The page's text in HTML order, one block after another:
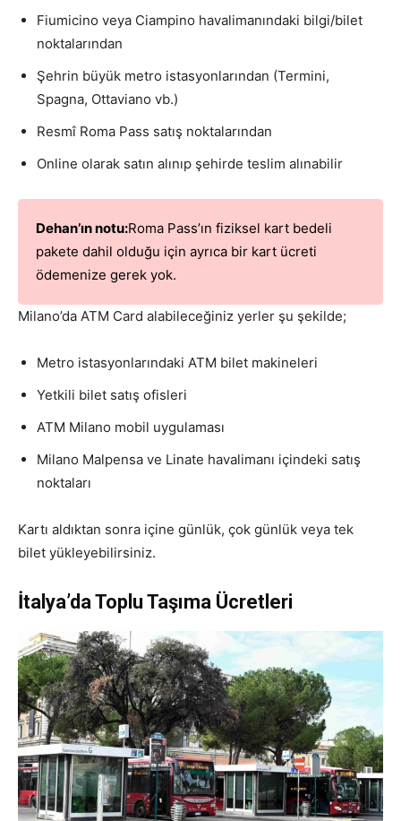
Fiumicino veya Ciampino havalimanındaki bilgi/bilet
noktalarından
Şehrin büyük metro istasyonlarından (Termini,
Spagna, Ottaviano vb.)
Resmî Roma Pass satış noktalarından
Online olarak satın alınıp şehirde teslim alınabilir
Dehan’ın notu:Roma Pass’ın fiziksel kart bedeli
pakete dahil olduğu için ayrıca bir kart ücreti
ödemenize gerek yok.
Milano’da ATM Card alabileceğiniz yerler şu şekilde;
Metro istasyonlarındaki ATM bilet makineleri
Yetkili bilet satış ofisleri
ATM Milano mobil uygulaması
Milano Malpensa ve Linate havalimanı içindeki satış
noktaları
Kartı aldıktan sonra içine günlük, çok günlük veya tek
bilet yükleyebilirsiniz.
İtalya’da Toplu Taşıma Ücretleri